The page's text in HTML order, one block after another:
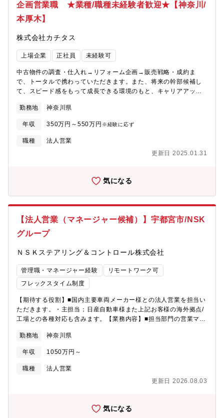
企画営業職 ★業種/職種未経験者歓迎★【神奈川/
本厚木】
株式会社カチタス
上場企業 正社員 未経験可
中古物件の調査・仕入れ→リフォーム企画→販売戦略・成約ま
で、トータルで携わっていただきます。また、将来の幹部候補し
て、スピード感をもって成長できる環境のもと、キャリアアップ
に赴き、「どのような方に住んでいただきたいか」お客様像をイ
メージしながら中古物件の仕入れを行います。(2)リフォーム企
画：お客様が住まいに求めることはなにかを考えながら、リフォ
ームのプランを立てていきます。(3)販売：自ら企画したリフォー
力】自身のアイディアを形にし、それを自らお客様に提案してい
直接感じることができるやりがいのある業務です。
勤務地 神奈川県
年収 350万円～550万円 ※経験に応ず
職種
法人営業
更新日 2025.01.31
気になる
【法人営業（マネージャー候補）】宇都宮市/NSK
グループ
ＮＳＫステアリング＆コントロール株式会社
管理職・マネージャー経験
リモートワーク可
フレックスタイム制度
【期待する役割】■国内主要車両メーカー様との法人営業を担当い
ただきます。・主担当；日産自動車様また上記お客様の海外拠点/
工場との各種対応も含みます。【業務内容】■担当部門の営業マネ
戦略の策定■案件受注活動：製品プレゼン・打合せ設定及びその事
前準備（社内関係部署と共同で必要資 料等作成含む）完成車メー
カーの車種設計部門・調達部門を相手に営業■価格交渉：量産部品
の年次価格交渉、新規案件見積回答及び価格交渉顧客の調達購買
ービス：既存ビジネスに関するアフターサービス対応【配属部署
ープは計5名で構成されています。また、営業アシスタントサポー
トメンバーが別に居ります。【働き方（残業・リモートワーク・
勤務地 神奈川県
年収 1050万円～
職種
法人営業
更新日 2026.08.03
気になる